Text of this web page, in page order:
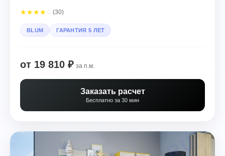
★★★★ (30)
BLUM ГАРАНТИЯ 5 ЛЕТ
от 19 810 ₽ за п.м.
Заказать расчет
Бесплатно за 30 мин